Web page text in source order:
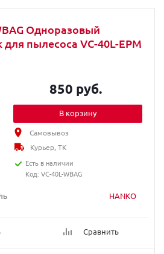
Одноразовый
пылесоса VC-40L-EPM
HANKO
Сравнить
850 руб.
В корзину
Самовывоз
Курьер, ТК
Есть в наличии
Код: VC-40L-WBAG